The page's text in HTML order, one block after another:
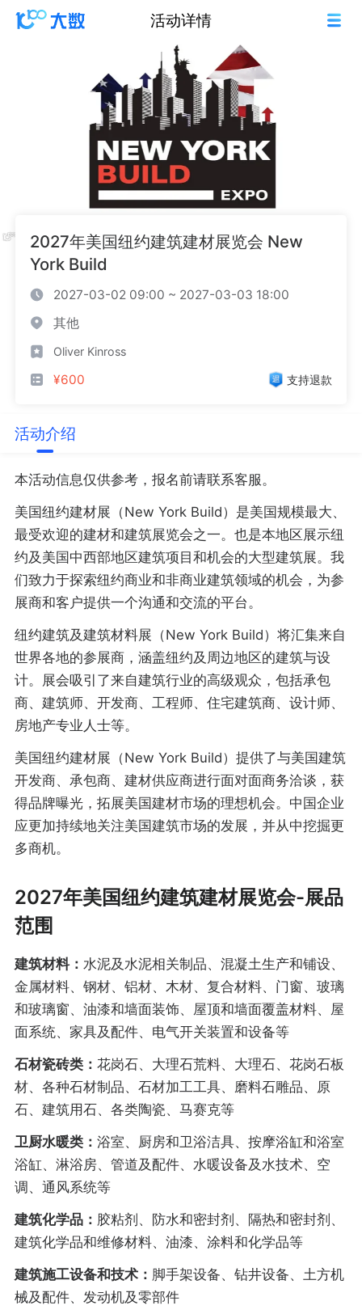
活动详情
2027年美国纽约建筑建材展览会 New
York Build
2027-03-02 09:00 ~ 2027-03-03 18:00
其他
Oliver Kinross
¥600 支持退款
活动介绍
本活动信息仅供参考，报名前请联系客服。
美国纽约建材展（New York Build）是美国规模最大、
最受欢迎的建材和建筑展览会之一。也是本地区展示纽
约及美国中西部地区建筑项目和机会的大型建筑展。我
们致力于探索纽约商业和非商业建筑领域的机会，为参
展商和客户提供一个沟通和交流的平台。
纽约建筑及建筑材料展（New York Build）将汇集来自
世界各地的参展商，涵盖纽约及周边地区的建筑与设
计。展会吸引了来自建筑行业的高级观众，包括承包
商、建筑师、开发商、工程师、住宅建筑商、设计师、
房地产专业人士等。
美国纽约建材展（New York Build）提供了与美国建筑
开发商、承包商、建材供应商进行面对面商务洽谈，获
得品牌曝光，拓展美国建材市场的理想机会。中国企业
应更加持续地关注美国建筑市场的发展，并从中挖掘更
多商机。
2027年美国纽约建筑建材展览会-展品
范围
建筑材料： 水泥及水泥相关制品、混凝土生产和铺设、
金属材料、钢材、铝材、木材、复合材料、门窗、玻璃
和玻璃窗、油漆和墙面装饰、屋顶和墙面覆盖材料、屋
面系统、家具及配件、电气开关装置和设备等
石材瓷砖类： 花岗石、大理石荒料、大理石、花岗石板
材、各种石材制品、石材加工工具、磨料石雕品、原
石、建筑用石、各类陶瓷、马赛克等
卫厨水暖类： 浴室、厨房和卫浴洁具、按摩浴缸和浴室
浴缸、淋浴房、管道及配件、水暖设备及水技术、空
调、通风系统等
建筑化学品： 胶粘剂、防水和密封剂、隔热和密封剂、
建筑化学品和维修材料、油漆、涂料和化学品等
建筑施工设备和技术： 脚手架设备、钻井设备、土方机
械及配件、发动机及零部件